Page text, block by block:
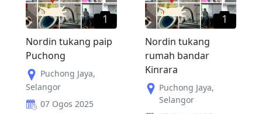
1
Nordin tukang paip
Puchong
Puchong Jaya,
Selangor
07 Ogos 2025
1
Nordin tukang
rumah bandar
Kinrara
Puchong Jaya,
Selangor